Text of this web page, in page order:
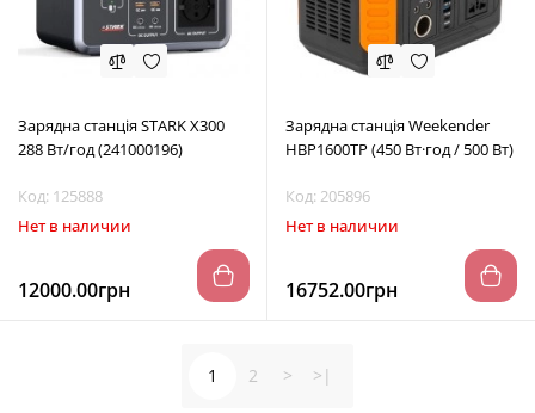
Зарядна станція STARK X300
288 Вт/год (241000196)
Код: 125888
Нет в наличии
12000.00грн
Зарядна станція Weekender
HBP1600TP (450 Вт·год / 500 Вт)
Код: 205896
Нет в наличии
16752.00грн
1 2 > >|